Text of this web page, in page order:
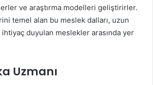
ve araştırma modelleri geliştirirler.
temel alan bu meslek dalları, uzun
duyulan meslekler arasında yer
Uzmanı